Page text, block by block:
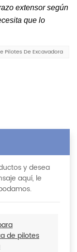
extensor según
que lo
Pilotes De Excavadora
y desea
aquí, le
de pilotes